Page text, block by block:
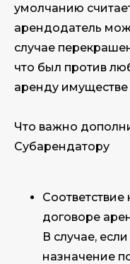
умолчанию
арендодатель
случае
что был против
аренду
Что важно
Субарендатору
договоре
В случае,
назначение